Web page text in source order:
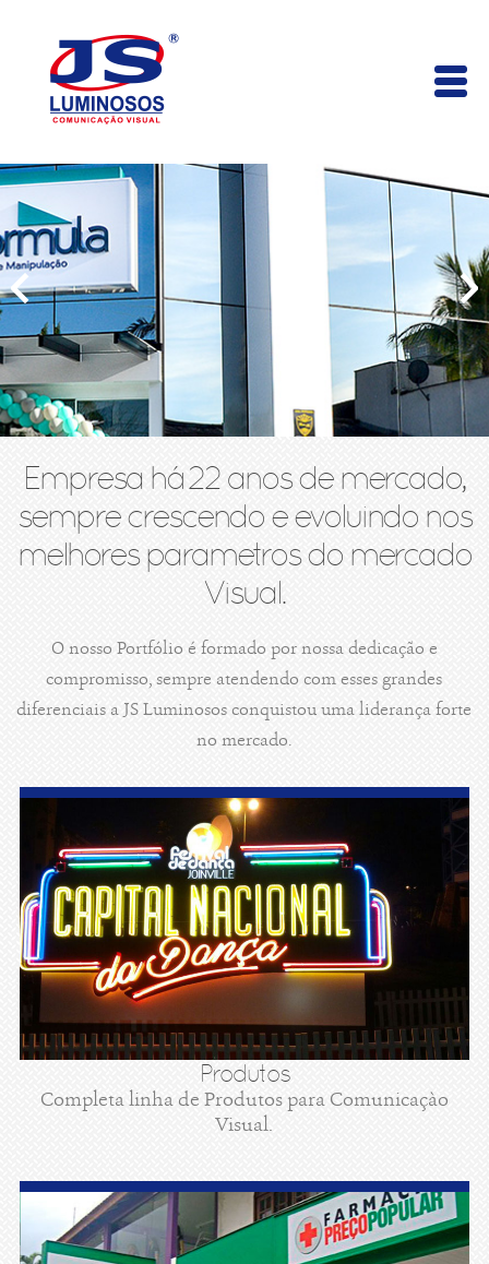
Empresa há 22 anos de mercado,
sempre crescendo e evoluindo nos
melhores parametros do mercado
Visual.
O nosso Portfólio é formado por nossa dedicação e
compromisso, sempre atendendo com esses grandes
diferenciais a JS Luminosos conquistou uma liderança forte
no mercado.
Produtos
Completa linha de Produtos para Comunicaçào
Visual.